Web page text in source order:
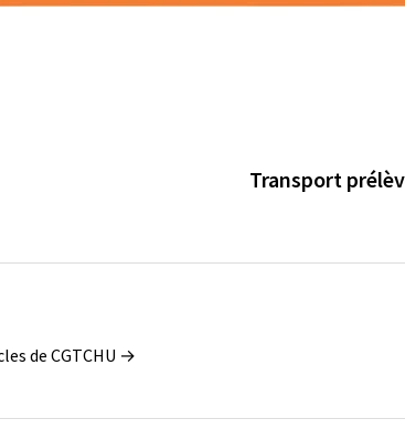
Transport
de CGTCHU →